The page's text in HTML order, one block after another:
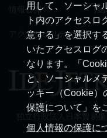
用して、ソーシャ
ト内のアクセスロ
意する」を選択す
いたアクセスログ
なります。「
と、ソーシャルメ
ッキー（Cookie）
保護について」を
個人情報の保護に
情報公開 推
アクセシビリティ